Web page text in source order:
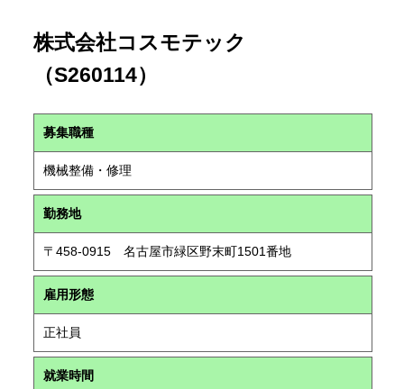
株式会社コスモテック
（S260114）
募集職種
機械整備・修理
勤務地
〒458-0915 名古屋市緑区野末町1501番地
雇用形態
正社員
就業時間